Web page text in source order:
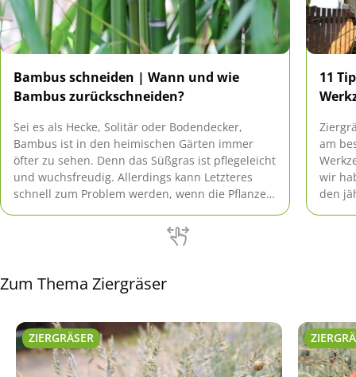
Bambus schneiden | Wann und wie
Bambus zurückschneiden?
Sei es als Hecke, Solitär oder Bodendecker,
Bambus ist in den heimischen Gärten immer
öfter zu sehen. Denn das Süßgras ist pflegeleicht
und wuchsfreudig. Allerdings kann Letzteres
schnell zum Problem werden, wenn die Pflanzen
11
am
wir
den
Zum Thema Ziergräser
ZIERGRÄSER